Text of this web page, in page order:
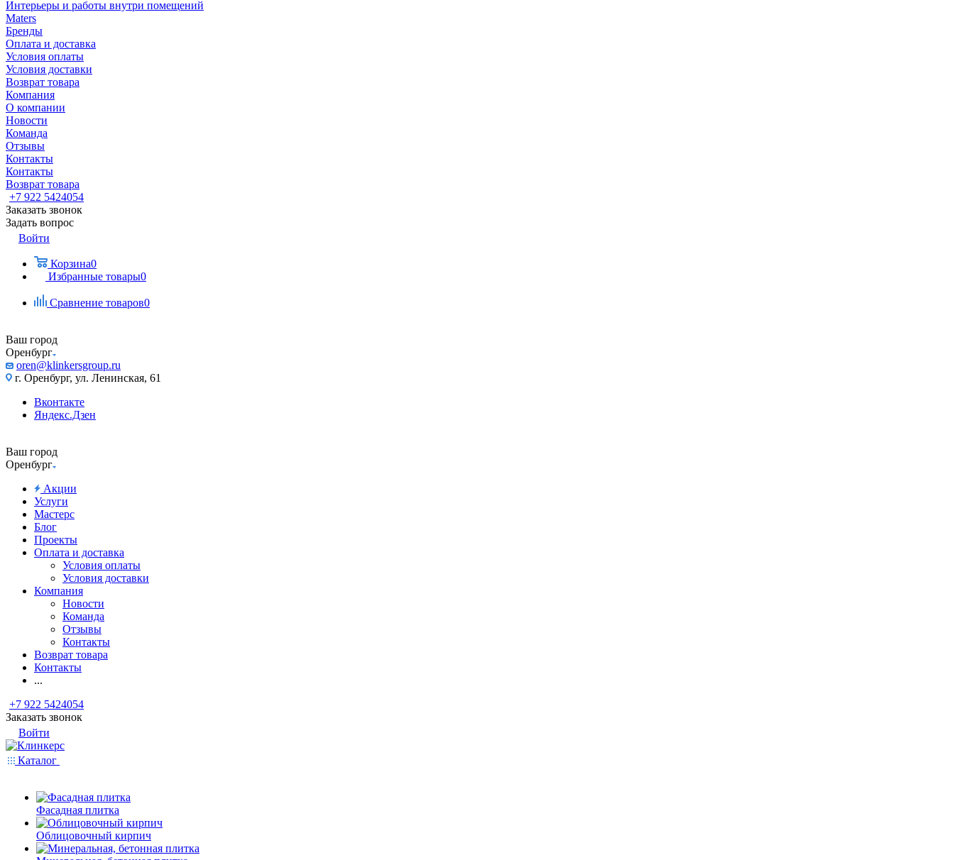
Интерьеры и работы внутри помещений
Maters
Бренды
Оплата и доставка
Условия оплаты
Условия доставки
Возврат товара
Компания
О компании
Новости
Команда
Отзывы
Контакты
Контакты
Возврат товара
+7 922 5424054
Заказать звонок
Задать вопрос
Войти
Корзина0
Избранные товары0
Сравнение товаров0
Ваш город
Оренбург
oren@klinkersgroup.ru
г. Оренбург, ул. Ленинская, 61
Вконтакте
Яндекс.Дзен
Ваш город
Оренбург
Акции
Услуги
Мастерс
Блог
Проекты
Оплата и доставка
Условия оплаты
Условия доставки
Компания
Новости
Команда
Отзывы
Контакты
Возврат товара
Контакты
...
+7 922 5424054
Заказать звонок
Войти
Каталог
Фасадная плитка
Облицовочный кирпич